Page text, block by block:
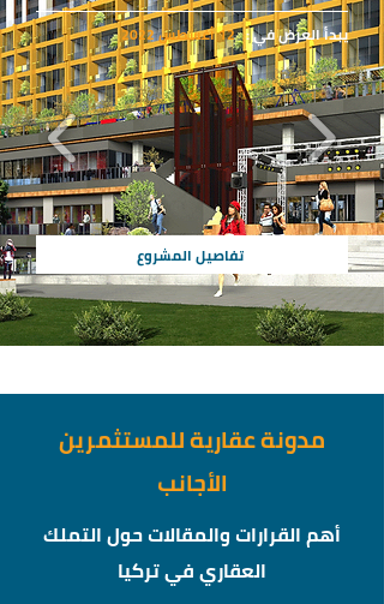
يبدأ العرض في : 12 أغسطس 2022
تفاصيل المشروع
مدونة عقارية للمستثمرين
الأجانب
أهم القرارات والمقالات حول التملك
العقاري في تركيا